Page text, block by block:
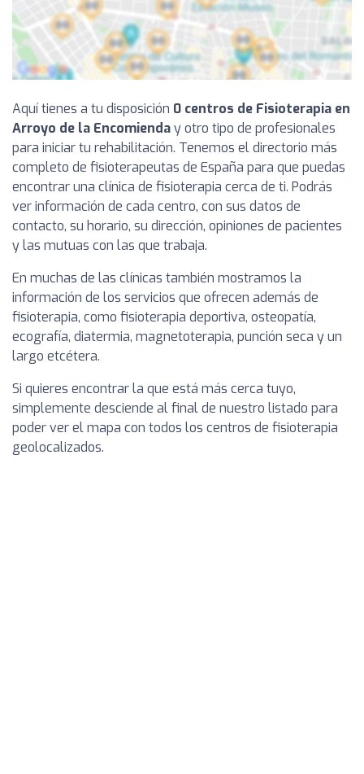
Aquí tienes a tu disposición 0 centros de Fisioterapia en
Arroyo de la Encomienday otro tipo de profesionales
para iniciar tu rehabilitación. Tenemos el directorio más
completo de fisioterapeutas de España para que puedas
encontrar una clínica de fisioterapia cerca de ti. Podrás
ver información de cada centro, con sus datos de
contacto, su horario, su dirección, opiniones de pacientes
y las mutuas con las que trabaja.
En muchas de las clínicas también mostramos la
información de los servicios que ofrecen además de
fisioterapia, como fisioterapia deportiva, osteopatía,
ecografía, diatermia, magnetoterapia, punción seca y un
largo etcétera.
Si quieres encontrar la que está más cerca tuyo,
simplemente desciende al final de nuestro listado para
poder ver el mapa con todos los centros de fisioterapia
geolocalizados.